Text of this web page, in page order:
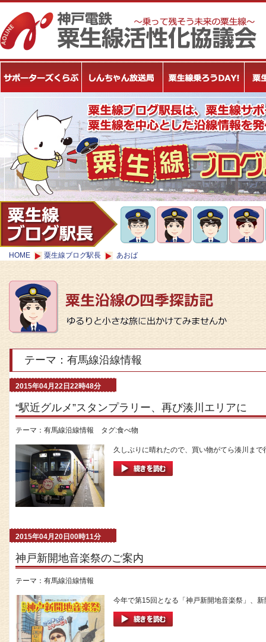
HOME 粟生線ブログ駅長 あおば
テーマ：有馬線沿線情報
2015年04月22日22時48分
“駅近グルメ”スタンプラリー、再び湊川エリアに
テーマ： 有馬線沿線情報 タグ:食べ物
久しぶりに晴れたので、買い物がてら湊川ま
2015年04月20日00時11分
神戸新開地音楽祭のご案内
テーマ： 有馬線沿線情報
今年で第15回となる「神戸新開地音楽祭」、